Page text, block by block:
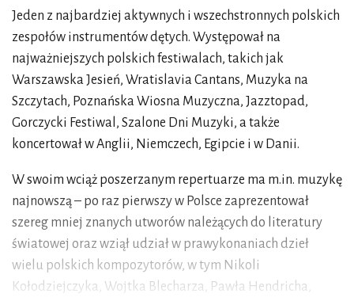
Jeden z najbardziej aktywnych i wszechstronnych polskich
zespołów instrumentów dętych. Występował na
najważniejszych polskich festiwalach, takich jak
Warszawska Jesień, Wratislavia Cantans, Muzyka na
Szczytach, Poznańska Wiosna Muzyczna, Jazztopad,
Gorczycki Festiwal, Szalone Dni Muzyki, a także
koncertował w Anglii, Niemczech, Egipcie i w Danii.
W swoim wciąż poszerzanym repertuarze ma m.in. muzykę
najnowszą – po raz pierwszy w Polsce zaprezentował
szereg mniej znanych utworów należących do literatury
światowej oraz wziął udział w prawykonaniach dzieł
wielu polskich kompozytorów, w tym Nikoli
Kołodziejczyka, Wojtka Blecharza, Pawła Hendricha,